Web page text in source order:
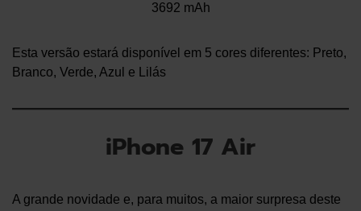
3692 mAh
Esta versão estará disponível em 5 cores diferentes: Preto,
Branco, Verde, Azul e Lilás
iPhone 17 Air
A grande novidade e, para muitos, a maior surpresa deste